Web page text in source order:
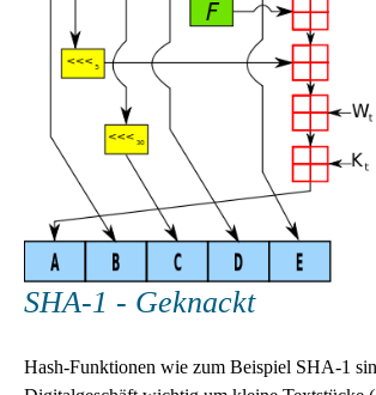
SHA-1 - Geknackt
Hash-Funktionen wie zum Beispiel SHA-1